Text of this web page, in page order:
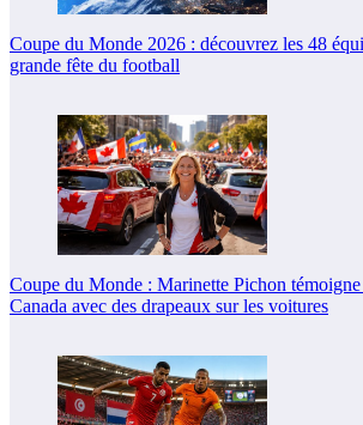
Coupe du Monde 2026 : découvrez les 48
grande fête du football
Coupe du Monde : Marinette Pichon témoigne
Canada avec des drapeaux sur les voitures